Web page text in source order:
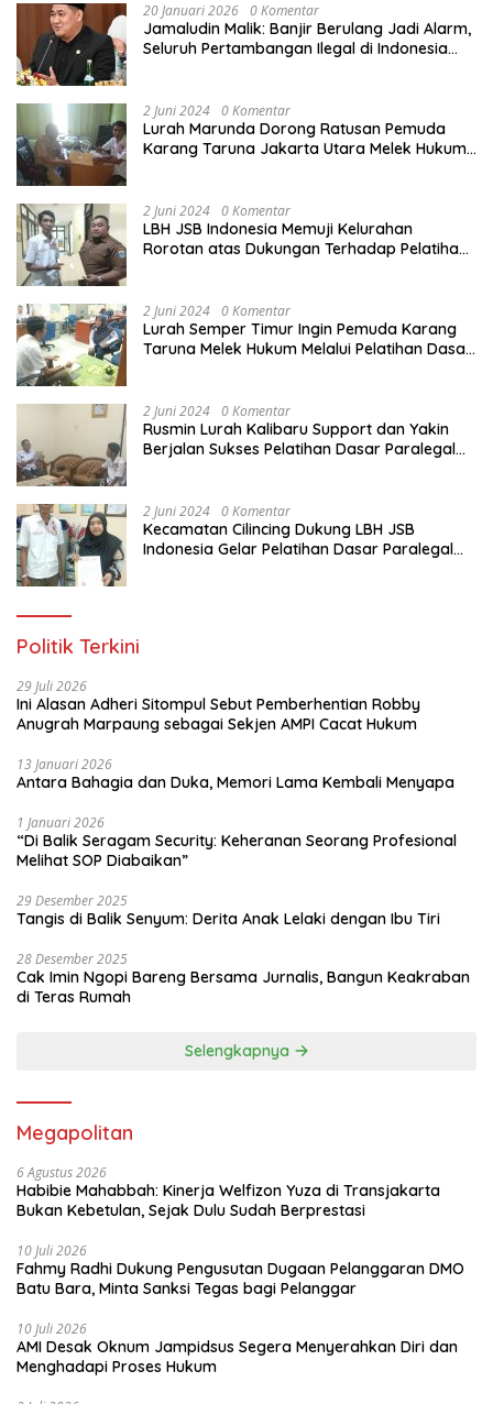
20 Januari 2026 0 Komentar
Jamaludin Malik: Banjir Berulang Jadi Alarm,
Seluruh Pertambangan Ilegal di Indonesia
2 Juni 2024 0 Komentar
Lurah Marunda Dorong Ratusan Pemuda
Karang Taruna Jakarta Utara Melek Hukum
2 Juni 2024 0 Komentar
LBH JSB Indonesia Memuji Kelurahan
Rorotan atas Dukungan Terhadap Pelatihan
2 Juni 2024 0 Komentar
Lurah Semper Timur Ingin Pemuda Karang
Taruna Melek Hukum Melalui Pelatihan Dasar
2 Juni 2024 0 Komentar
Rusmin Lurah Kalibaru Support dan Yakin
Berjalan Sukses Pelatihan Dasar Paralegal
2 Juni 2024 0 Komentar
Kecamatan Cilincing Dukung LBH JSB
Indonesia Gelar Pelatihan Dasar Paralegal
Politik Terkini
29 Juli 2026
Ini Alasan Adheri Sitompul Sebut Pemberhentian Robby
Anugrah Marpaung sebagai Sekjen AMPI Cacat Hukum
13 Januari 2026
Antara Bahagia dan Duka, Memori Lama Kembali Menyapa
1 Januari 2026
“Di Balik Seragam Security: Keheranan Seorang Profesional
Melihat SOP Diabaikan”
29 Desember 2025
Tangis di Balik Senyum: Derita Anak Lelaki dengan Ibu Tiri
28 Desember 2025
Cak Imin Ngopi Bareng Bersama Jurnalis, Bangun Keakraban
di Teras Rumah
Selengkapnya
Megapolitan
6 Agustus 2026
Habibie Mahabbah: Kinerja Welfizon Yuza di Transjakarta
Bukan Kebetulan, Sejak Dulu Sudah Berprestasi
10 Juli 2026
Fahmy Radhi Dukung Pengusutan Dugaan Pelanggaran DMO
Batu Bara, Minta Sanksi Tegas bagi Pelanggar
10 Juli 2026
AMI Desak Oknum Jampidsus Segera Menyerahkan Diri dan
Menghadapi Proses Hukum